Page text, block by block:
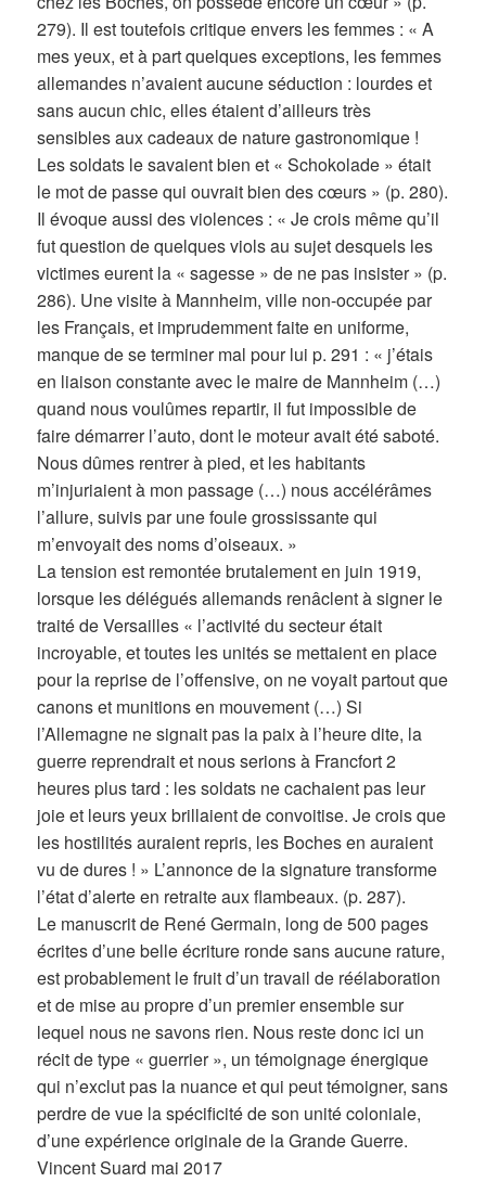
279). Il est toutefois critique envers les femmes : « A
mes yeux, et à part quelques exceptions, les femmes
allemandes n’avaient aucune séduction : lourdes et
sans aucun chic, elles étaient d’ailleurs très
sensibles aux cadeaux de nature gastronomique !
Les soldats le savaient bien et « Schokolade » était
le mot de passe qui ouvrait bien des cœurs » (p. 280).
Il évoque aussi des violences : « Je crois même qu’il
fut question de quelques viols au sujet desquels les
victimes eurent la « sagesse » de ne pas insister » (p.
286). Une visite à Mannheim, ville non-occupée par
les Français, et imprudemment faite en uniforme,
manque de se terminer mal pour lui p. 291 : « j’étais
en liaison constante avec le maire de Mannheim (…)
quand nous voulûmes repartir, il fut impossible de
faire démarrer l’auto, dont le moteur avait été saboté.
Nous dûmes rentrer à pied, et les habitants
m’injuriaient à mon passage (…) nous accélérâmes
l’allure, suivis par une foule grossissante qui
m’envoyait des noms d’oiseaux. »
La tension est remontée brutalement en juin 1919,
lorsque les délégués allemands renâclent à signer le
traité de Versailles « l’activité du secteur était
incroyable, et toutes les unités se mettaient en place
pour la reprise de l’offensive, on ne voyait partout que
canons et munitions en mouvement (…) Si
l’Allemagne ne signait pas la paix à l’heure dite, la
guerre reprendrait et nous serions à Francfort 2
heures plus tard : les soldats ne cachaient pas leur
joie et leurs yeux brillaient de convoitise. Je crois que
les hostilités auraient repris, les Boches en auraient
vu de dures ! » L’annonce de la signature transforme
l’état d’alerte en retraite aux flambeaux. (p. 287).
Le manuscrit de René Germain, long de 500 pages
écrites d’une belle écriture ronde sans aucune rature,
est probablement le fruit d’un travail de réélaboration
et de mise au propre d’un premier ensemble sur
lequel nous ne savons rien. Nous reste donc ici un
récit de type « guerrier », un témoignage énergique
qui n’exclut pas la nuance et qui peut témoigner, sans
perdre de vue la spécificité de son unité coloniale,
d’une expérience originale de la Grande Guerre.
Vincent Suard mai 2017